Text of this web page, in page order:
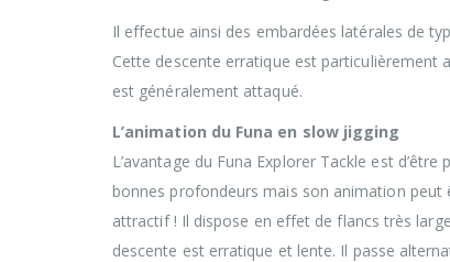
Il effectue ainsi des embardées latérales de
Cette descente erratique est particulièrement
est généralement attaqué.
L’animation du Funa en slow jigging
L’avantage du Funa Explorer Tackle est
bonnes profondeurs mais son animation peut
attractif ! Il dispose en effet de flancs très
descente est erratique et lente. Il passe